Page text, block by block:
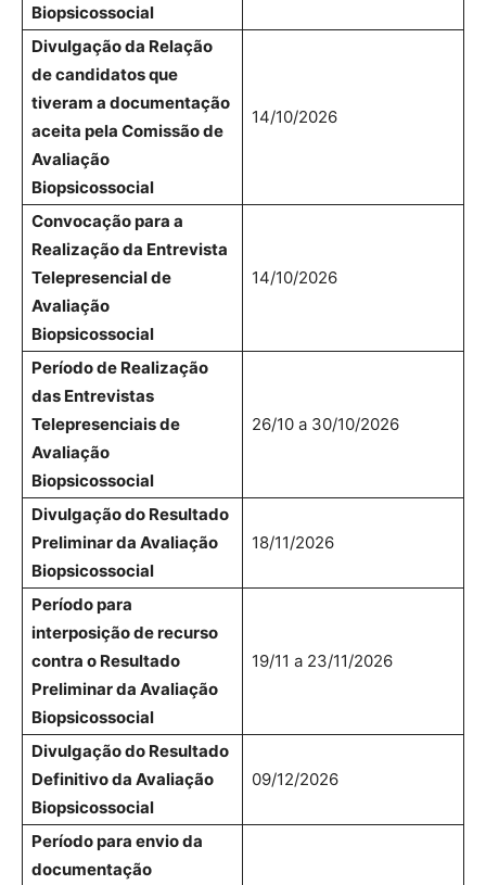
Biopsicossocial
Divulgação da Relação
de candidatos que
tiveram a documentação
aceita pela Comissão de
Avaliação
Biopsicossocial
14/10/2026
Convocação para a
Realização da Entrevista
Telepresencial de
Avaliação
Biopsicossocial
14/10/2026
Período de Realização
das Entrevistas
Telepresenciais de
Avaliação
Biopsicossocial
26/10 a 30/10/2026
Divulgação do Resultado
Preliminar da Avaliação
Biopsicossocial
18/11/2026
Período para
interposição de recurso
contra o Resultado
Preliminar da Avaliação
Biopsicossocial
19/11 a 23/11/2026
Divulgação do Resultado
Definitivo da Avaliação
Biopsicossocial
09/12/2026
Período para envio da
documentação